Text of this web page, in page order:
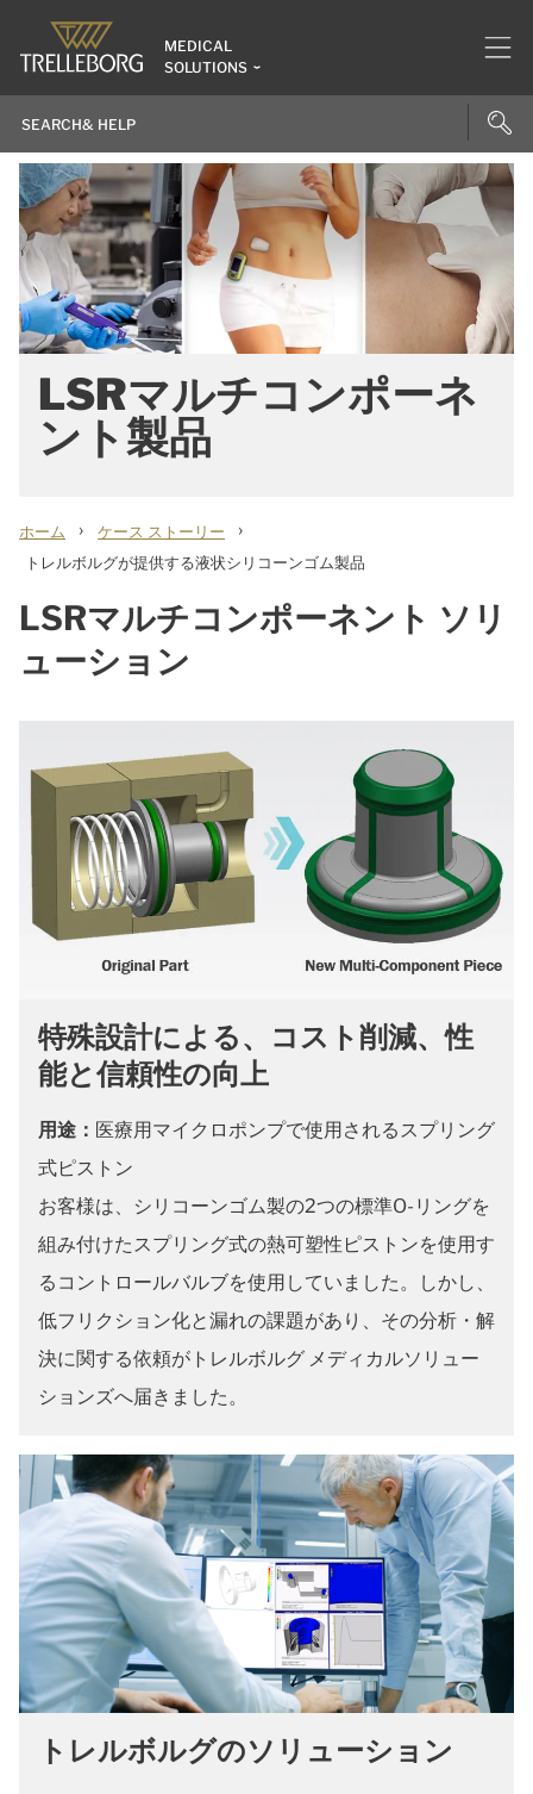
MEDICAL
SOLUTIONS
LSRマルチコンポーネ
ント製品
ホーム › ケース ストーリー ›
トレルボルグが提供する液状シリコーンゴム製品
LSRマルチコンポーネント ソリ
ューション
特殊設計による、コスト削減、性
能と信頼性の向上
用途： 医療用マイクロポンプで使用されるスプリング
式ピストン
お客様は、シリコーンゴム製の2つの標準O-リングを
組み付けたスプリング式の熱可塑性ピストンを使用す
るコントロールバルブを使用していました。しかし、
低フリクション化と漏れの課題があり、その分析・解
決に関する依頼がトレルボルグ メディカルソリュー
ションズへ届きました。
トレルボルグのソリューション